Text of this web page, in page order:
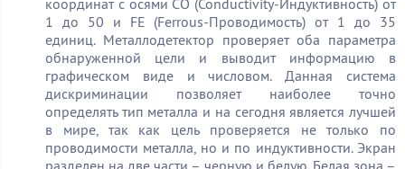
1 до 50 и FE (Ferrous-Проводимость) от 1 до 35
единиц. Металлодетектор проверяет оба параметра
обнаруженной цели и выводит информацию в
графическом виде и числовом. Данная система
дискриминации позволяет наиболее точно
определять тип металла и на сегодня является лучшей
в мире, так как цель проверяется не только по
проводимости металла, но и по индуктивности. Экран
разделен на две части – черную и белую. Белая зона –